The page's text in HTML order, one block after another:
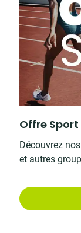
Offre Sport
Découvrez
et autres